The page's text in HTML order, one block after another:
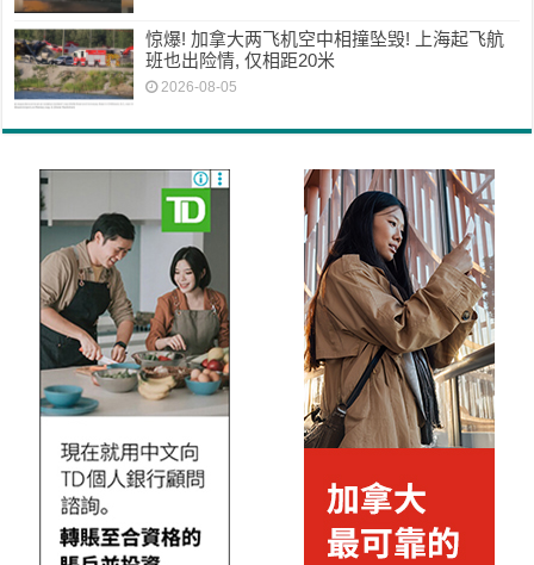
惊爆! 加拿大两飞机空中相撞坠毁! 上海起飞航
班也出险情, 仅相距20米
2026-08-05